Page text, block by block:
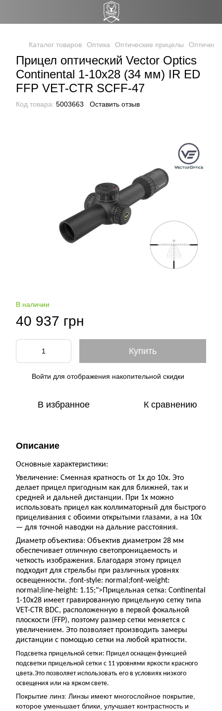
Каталог товаров Оптика Оптические прицелы
Прицел оптический Vector Optics
Continental 1-10x28 (34 мм) IR ED
FFP VET-CTR SCFF-47
Код товара: 5003663 Оставить отзыв
В наличии
40 937 грн
Купить
Войти для отображения накопительной скидки
В избранное К сравнению
Описание
Основные характеристики:
Увеличение: Сменная кратность от 1x до 10x. Это
делает прицел пригодным как для ближней, так и
средней и дальней дистанции. При 1x можно
использовать прицел как коллиматорный для быстрого
прицеливания с обоими открытыми глазами, а на 10x
— для точной наводки на дальние расстояния.
Диаметр объектива: Объектив диаметром 28 мм
обеспечивает отличную светопроницаемость и
четкость изображения. Благодаря этому прицел
подходит для стрельбы при различных уровнях
освещенности. ;font-style: normal;font-weight:
normal;line-height: 1.15;">Прицельная сетка: Continental
1-10x28 имеет гравированную прицельную сетку типа
VET-CTR BDC, расположенную в первой фокальной
плоскости (FFP), поэтому размер сетки меняется с
увеличением. Это позволяет производить замеры
дистанции с помощью сетки на любой кратности.
Подсветка прицельной сетки: Прицел оснащен функцией
подсветки прицельной сетки с 11 уровнями яркости красного
цвета.Это позволяет использовать его в условиях низкого
освещения или на ярком свете.
Покрытие линз: Линзы имеют многослойное покрытие,
которое уменьшает блики, улучшает контрастность и